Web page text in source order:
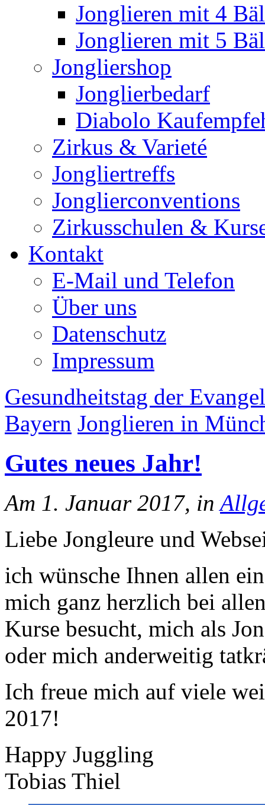
Jonglieren mit 4
Jonglieren mit 5
Jongliershop
Jonglierbedarf
Diabolo
Zirkus & Varieté
Jongliertreffs
Jonglierconventions
Zirkusschulen &
Kontakt
E-Mail und Telefon
Über uns
Datenschutz
Impressum
Gesundheitstag der
Bayern Jonglieren in
Gutes neues Jahr!
Am 1. Januar 2017, in
Liebe Jongleure und
ich wünsche Ihnen allen
mich ganz herzlich bei
Kurse besucht, mich als
oder mich anderweitig
Ich freue mich auf viele
2017!
Happy Juggling
Tobias Thiel